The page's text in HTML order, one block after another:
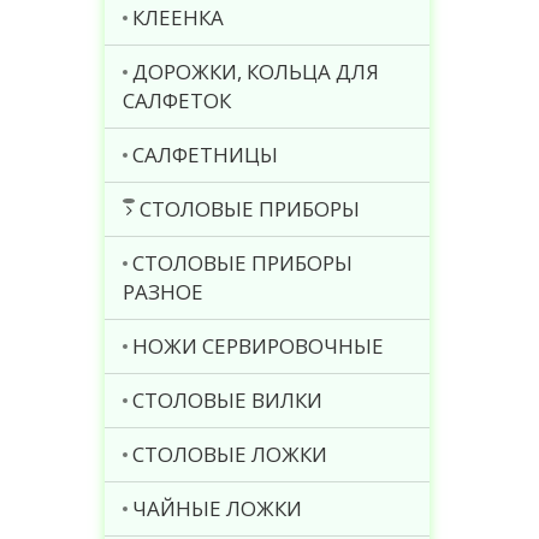
КЛЕЕНКА
ДОРОЖКИ, КОЛЬЦА ДЛЯ
САЛФЕТОК
САЛФЕТНИЦЫ
СТОЛОВЫЕ ПРИБОРЫ
СТОЛОВЫЕ ПРИБОРЫ
РАЗНОЕ
НОЖИ СЕРВИРОВОЧНЫЕ
СТОЛОВЫЕ ВИЛКИ
СТОЛОВЫЕ ЛОЖКИ
ЧАЙНЫЕ ЛОЖКИ